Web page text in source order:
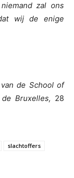
zal ons
wij de enige
de School of
Bruxelles, 28
slachtoffers